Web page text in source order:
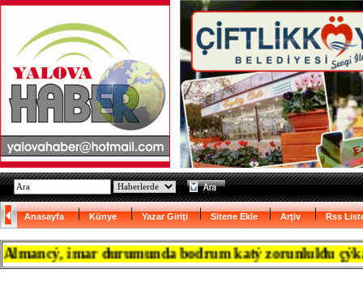
Anasayfa Künye Yazar Giriţi Sitene Ekle Arţiv Rss
imar durumunda bodrum katý zorunlulđu